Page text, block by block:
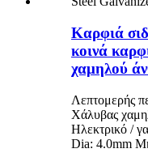
Καρφιά
κοινά
χαμηλού
Λεπτομερής
Χάλυβας
Ηλεκτρικό /
Dia: 4.0mm